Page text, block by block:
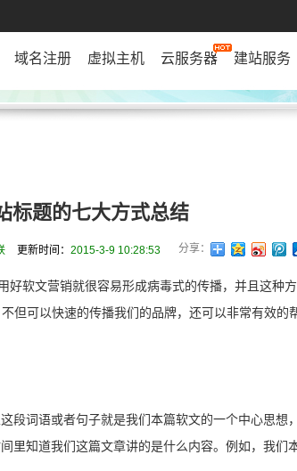
域名注册 虚拟主机 云服务器 建站服务
标题的七大方式总结
更新时间： 2015-3-9 10:28:53 分享：
好软文营销就很容易形成病毒式的传播，并且这种
但可以快速的传播我们的品牌，还可以非常有效的
段词语或者句子就是我们本篇软文的一个中心思想
里知道我们这篇文章讲的是什么内容。例如，我们